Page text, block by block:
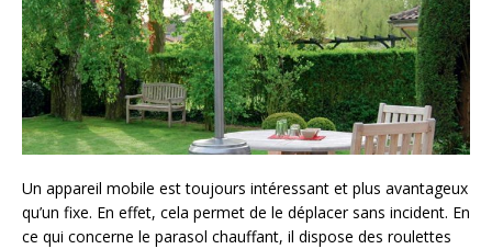
Un appareil mobile est toujours intéressant et plus avantageux
qu’un fixe. En effet, cela permet de le déplacer sans incident. En
ce qui concerne le parasol chauffant, il dispose des roulettes